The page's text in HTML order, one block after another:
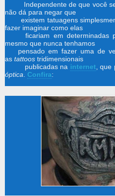
Independente de que você
não dá para negar que
existem tatuagens
fazer imaginar como elas
ficariam em determinadas
mesmo que nunca tenhamos
pensado em fazer uma de
as tattoos tridimensionais
publicadas na internet, que
óptica. Confira: